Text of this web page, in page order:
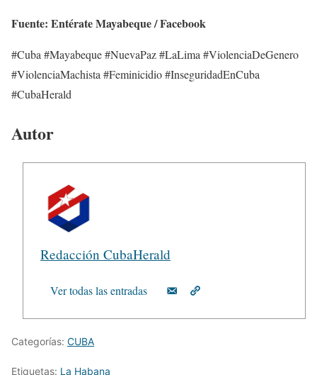
Fuente: Entérate Mayabeque / Facebook
#Cuba #Mayabeque #NuevaPaz #LaLima #ViolenciaDeGenero
#ViolenciaMachista #Feminicidio #InseguridadEnCuba
#CubaHerald
Autor
Redacción CubaHerald
Ver todas las entradas
Categorías: CUBA
Etiquetas: La Habana